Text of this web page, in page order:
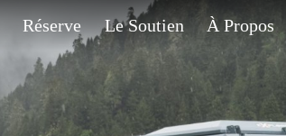
Réserve Le Soutien À Propos